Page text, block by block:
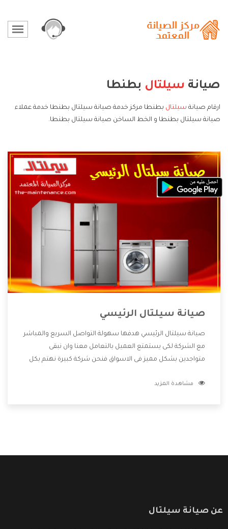
صيانة سيلتال بطنطا
ارقام صيانة سيلتال بطنطا مركز خدمة صيانة سيلتال بطنطا خدمة عملاء
صيانة سيلتال بطنطا و الخط الساخن صيانة سيلتال بطنطا.
صيانة سيلتال الرئيسي
صيانة سيلتال الرئيسي هدفها سهولة التواصل السريع والمباشر
مع الشركة لكى يستمتع العميل بالتعامل معنا وان نبقى
متواجدين بشكل مميز فى الاسواق فنحن شركة كبيرة نهتم بكل
الشركة بها والتى تكون منها خدمة الصيانة التى تكون من أهم
مشاهدة المزيد
عن صيانة سيلتال